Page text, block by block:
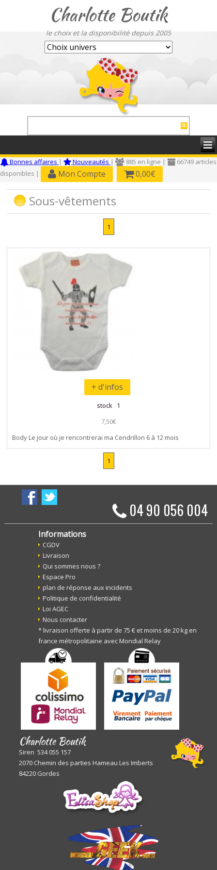
Charlotte Boutik
le choix et la disponibilité depuis 2005
Bonnes affaires | Nouveautés | 885 en ligne |
66749 articles
disponibles |
Mon Compte 0,00€
Sous-vêtements
1
+ d'infos
stock 1
7,50€
Body Le jour où je rencontrerai ma Cendrillon 6 à 12 mois
1
04 90 056 004
Informations
CGDV
Livraison
Qui sommes nous ?
Espace Pro
plan de réponse aux incidents
Politique de confidentialité
Loi AGEC
Nous contacter
* livraison offerte à partir de 75 € et moins de 20 kg en
france métropolitaine avec Mondial Relay
Charlotte Boutik
Siren 534 055 157
2070 Chemin des parties Hameau Les Imberts
84220 Gordes